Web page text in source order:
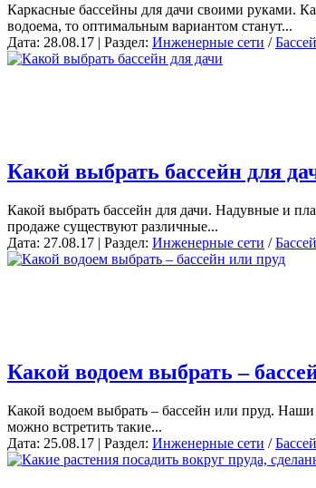
Каркасные бассейны для дачи своими руками.
водоема, то оптимальным вариантом станут...
Дата: 28.08.17 | Раздел: Инженерные сети /
Какой выбрать бассейн для
Какой выбрать бассейн для дачи. Надувные и
продаже существуют различные...
Дата: 27.08.17 | Раздел: Инженерные сети /
Какой водоем выбрать –
Какой водоем выбрать – бассейн или пруд. Наши
можно встретить такие...
Дата: 25.08.17 | Раздел: Инженерные сети /